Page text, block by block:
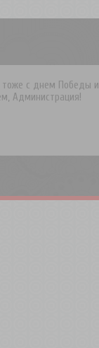
с днем Победы
Администрация!